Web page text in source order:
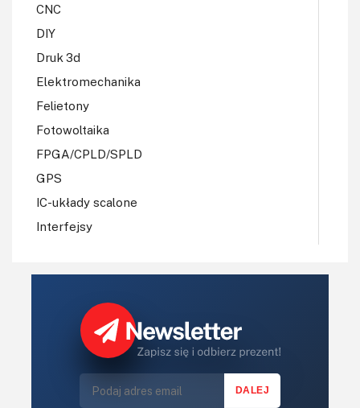
CNC
DIY
Druk 3d
Elektromechanika
Felietony
Fotowoltaika
FPGA/CPLD/SPLD
GPS
IC-układy scalone
Interfejsy
Koła Naukowe
LED/LCD/OLED
Mechatronika